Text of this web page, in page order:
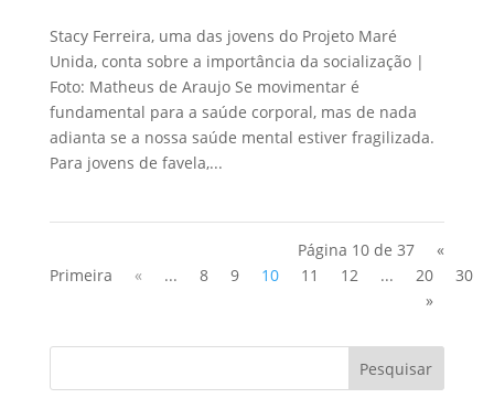
Stacy Ferreira, uma das jovens do Projeto Maré
Unida, conta sobre a importância da socialização |
Foto: Matheus de Araujo Se movimentar é
fundamental para a saúde corporal, mas de nada
adianta se a nossa saúde mental estiver fragilizada.
Para jovens de favela,...
Página 10 de 37
«
Primeira
« ... 8 9 10 11 12 ... 20
30
»